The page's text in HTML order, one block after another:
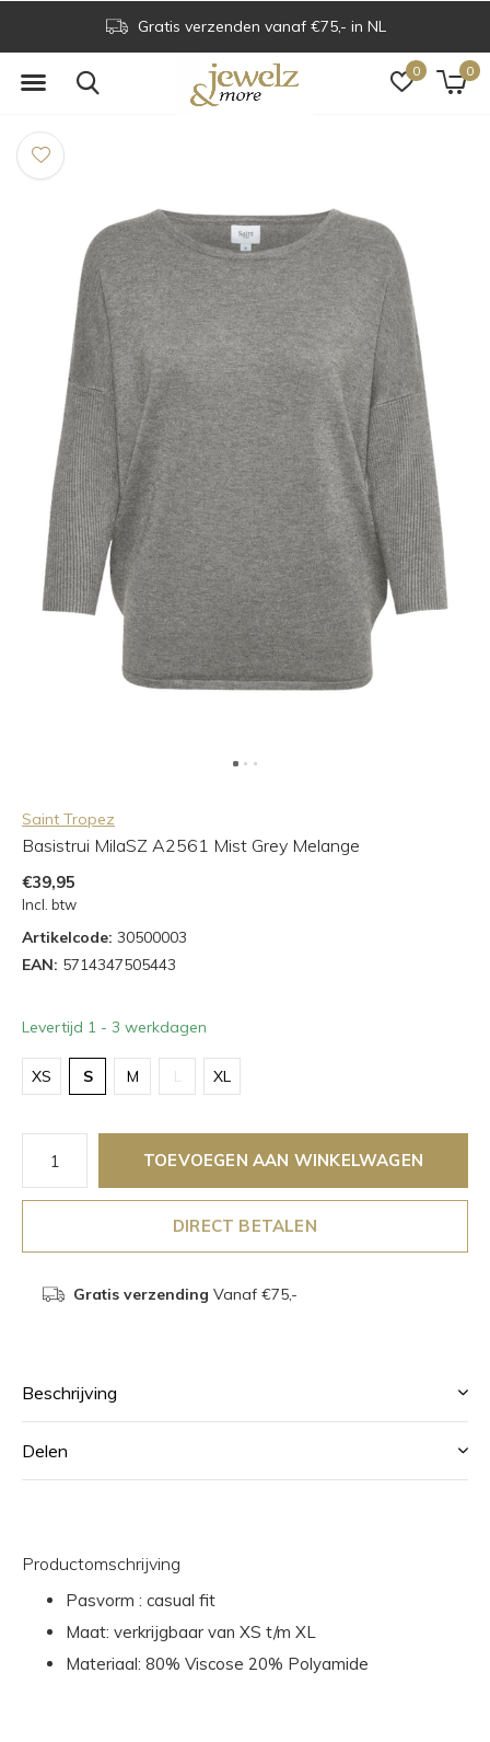
0 0
Gratis verzenden vanaf €75,- in NL
Saint Tropez
Basistrui MilaSZ A2561 Mist Grey Melange
€39,95
Incl. btw
Artikelcode: 30500003
EAN: 5714347505443
Levertijd 1 - 3 werkdagen
XS S M L XL
TOEVOEGEN AAN WINKELWAGEN
DIRECT BETALEN
Gratis verzending Vanaf €75,-
Beschrijving
Delen
Productomschrijving
Pasvorm : casual fit
Maat: verkrijgbaar van XS t/m XL
Materiaal: 80% Viscose 20% Polyamide